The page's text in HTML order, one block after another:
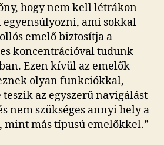
hogy nem kell létrákon
ami sokkal
emelő biztosítja a
koncentrációval tudunk
Ezen kívül az emelők
olyan funkciókkal,
az egyszerű navigálást
nem szükséges annyi hely a
mint más típusú emelőkkel.”